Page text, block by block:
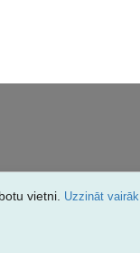
vietni. Uzzināt vairāk